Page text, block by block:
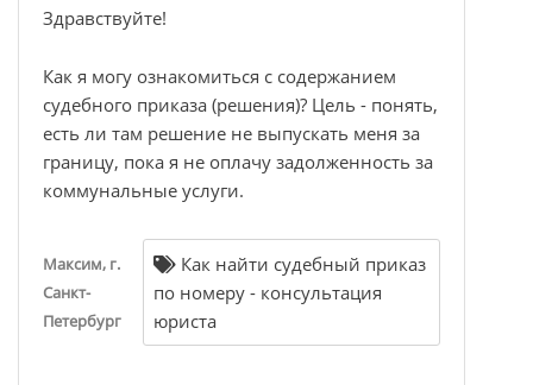
Здравствуйте!
Как я могу ознакомиться с содержанием
судебного приказа (решения)? Цель - понять,
есть ли там решение не выпускать меня за
границу, пока я не оплачу задолженность за
коммунальные услуги.
Максим, г.
Санкт-
Петербург
Как найти судебный приказ
по номеру - консультация
юриста